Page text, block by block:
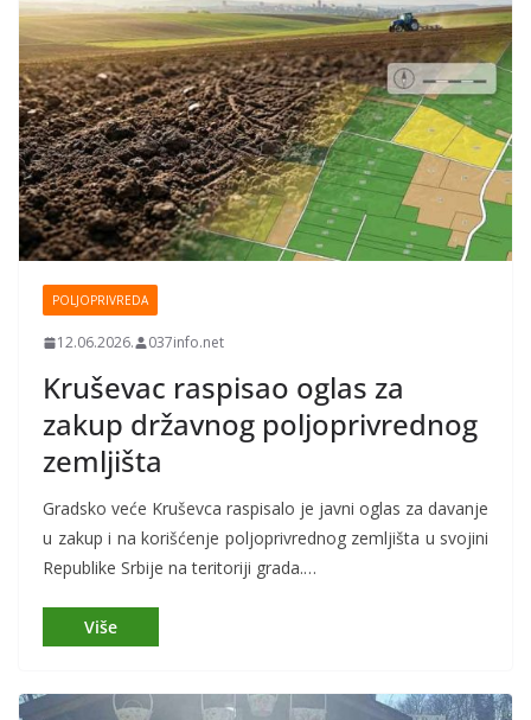
POLJOPRIVREDA
12.06.2026. 037info.net
Kruševac raspisao oglas za
zakup državnog poljoprivrednog
zemljišta
Gradsko veće Kruševca raspisalo je javni oglas za davanje
u zakup i na korišćenje poljoprivrednog zemljišta u svojini
Republike Srbije na teritoriji grada.…